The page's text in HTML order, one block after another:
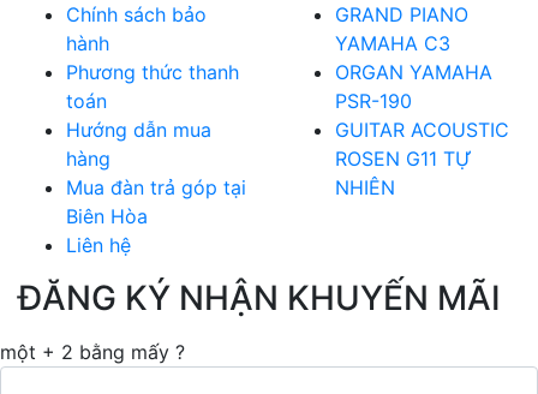
Chính sách bảo
hành
Phương thức thanh
toán
Hướng dẫn mua
hàng
Mua đàn trả góp tại
Biên Hòa
Liên hệ
GRAND PIANO
YAMAHA C3
ORGAN YAMAHA
PSR-190
GUITAR ACOUSTIC
ROSEN G11 TỰ
NHIÊN
ĐĂNG KÝ NHẬN KHUYẾN MÃI
một + 2 bằng mấy ?